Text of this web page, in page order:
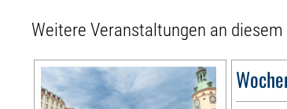
Weitere Veranstaltungen an diesem